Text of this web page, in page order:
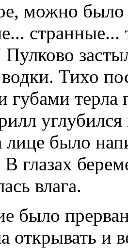
можно
странные...
Тихо
терла
углубился
было
В глазах
влага.
было
открывать и